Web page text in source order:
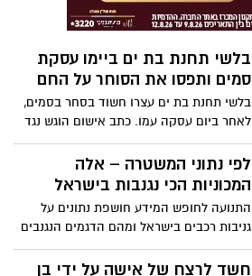
בלשי תחנת בת ים ביימו עסקת
סמים ותפסו את הסוחר על החם
בלשי תחנת בת ים עצרו חשוד בסחר בסמים,
לאחר ביום עסקה עמו. כתב אישום הוגש נגד
החשוד. צפו בתיעוד רגעי המעצר.
לפי נתוני המשטרה – אלה
המכוניות הכי נגנבות בישראל
התנועה לחופש המידע חושפת נתונים על
גניבות רכבים בישראל ומהם הדגמים הנגנבים
ביותר בארץ. הנתונים התקבלו במסגרת חוק
חופש המידע, בקשה שהגישה התנועה
חשד לרצח של אישה על ידי בן